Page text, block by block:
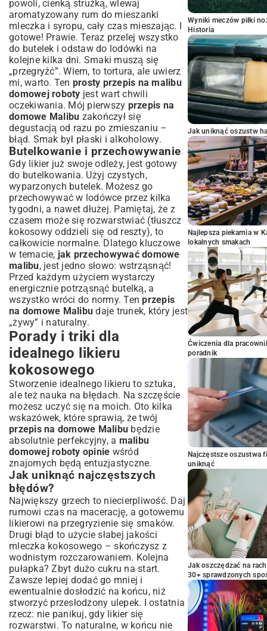
powoli, cienką strużką, wlewaj
aromatyzowany rum do mieszanki
mleczka i syropu, cały czas mieszając. I
gotowe! Prawie. Teraz przelej wszystko
do butelek i odstaw do lodówki na
kolejne kilka dni. Smaki muszą się
„przegryźć”. Wiem, to tortura, ale uwierz
mi, warto. Ten prosty przepis na malibu
domowej roboty jest wart chwili
oczekiwania. Mój pierwszy przepis na
domowe Malibu zakończył się
degustacją od razu po zmieszaniu –
błąd. Smak był płaski i alkoholowy.
Butelkowanie i przechowywanie
Gdy likier już swoje odleży, jest gotowy
do butelkowania. Użyj czystych,
wyparzonych butelek. Możesz go
przechowywać w lodówce przez kilka
tygodni, a nawet dłużej. Pamiętaj, że z
czasem może się rozwarstwiać (tłuszcz
kokosowy oddzieli się od reszty), to
całkowicie normalne. Dlatego kluczowe
w temacie, jak przechowywać domowe
malibu, jest jedno słowo: wstrząsnąć!
Przed każdym użyciem wystarczy
energicznie potrząsnąć butelką, a
wszystko wróci do normy. Tenprzepis
na domowe Malibu daje trunek, który jest
„żywy” i naturalny.
Porady i triki dla
idealnego likieru
kokosowego
Stworzenie idealnego likieru to sztuka,
ale też nauka na błędach. Na szczęście
możesz uczyć się na moich. Oto kilka
wskazówek, które sprawią, że twój
przepis na domowe Malibu będzie
absolutnie perfekcyjny, a malibu
domowej roboty opinie wśród
znajomych będą entuzjastyczne.
Jak uniknąć najczęstszych
błędów?
Największy grzech to niecierpliwość. Daj
rumowi czas na macerację, a gotowemu
likierowi na przegryzienie się smaków.
Drugi błąd to użycie słabej jakości
mleczka kokosowego – skończysz z
wodnistym rozczarowaniem. Kolejna
pułapka? Zbyt dużo cukru na start.
Zawsze lepiej dodać go mniej i
ewentualnie dosłodzić na końcu, niż
stworzyć przesłodzony ulepek. I ostatnia
rzecz: nie panikuj, gdy likier się
rozwarstwi. To naturalne, w końcu nie
Wyniki meczów piłki
Historia
Jak uniknąć oszustw
Najlepsza piekarnia w
lokalnych smakach
Ćwiczenia dla
poradnik
Najczęstsze oszustwa
uniknąć
Jak oszczędzać na
30+ sprawdzonych